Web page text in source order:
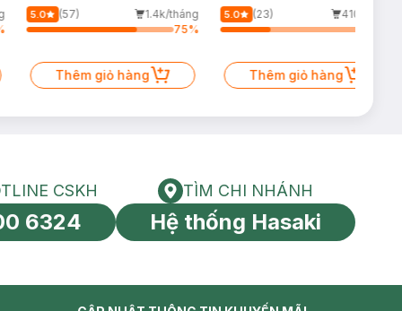
Giảm Dầu 500ml
5.0 (57)
1.4k/tháng
75%
Thêm giỏ hàng
60ml (Mới)
5.0 (23)
410/tháng
Thêm giỏ hàng
toàn cầu
HOTLINE CSKH
CSKH
6324
Tìm chi nhánh
TÌM CHI NHÁNH
Hệ thống Hasaki